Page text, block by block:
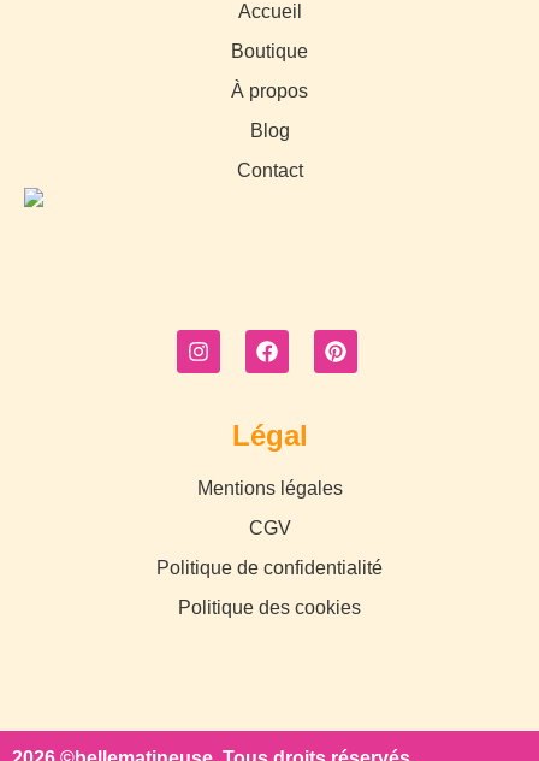
Accueil
Boutique
À propos
Blog
Contact
Légal
Mentions légales
CGV
Politique de confidentialité
Politique des cookies